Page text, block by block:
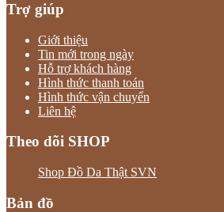
Trợ giúp
Giới thiệu
Tin mới trong ngày
Hỗ trợ khách hàng
Hình thức thanh toán
Hình thức vận chuyển
Liên hệ
Theo dõi SHOP
Shop Đồ Da Thật SVN
Bản đồ